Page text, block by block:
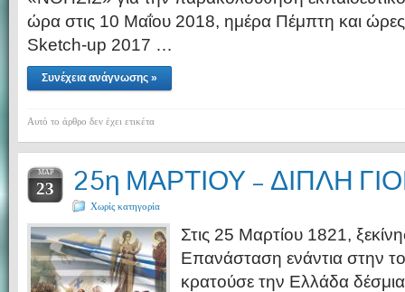
ώρα στις 10 Μαΐου 2018, ημέρα Πέμπτη και
Sketch-up 2017 …
Συνέχεια ανάγνωσης »
Αυτό το άρθρο δεν έχει ετικέτα
ΜΑΡ
23 25η ΜΑΡΤΙΟΥ – ΔΙΠΛΗ
Χωρίς κατηγορία
Στις 25 Μαρτίου 1821,
Επανάσταση ενάντια στην
κρατούσε την Ελλάδα